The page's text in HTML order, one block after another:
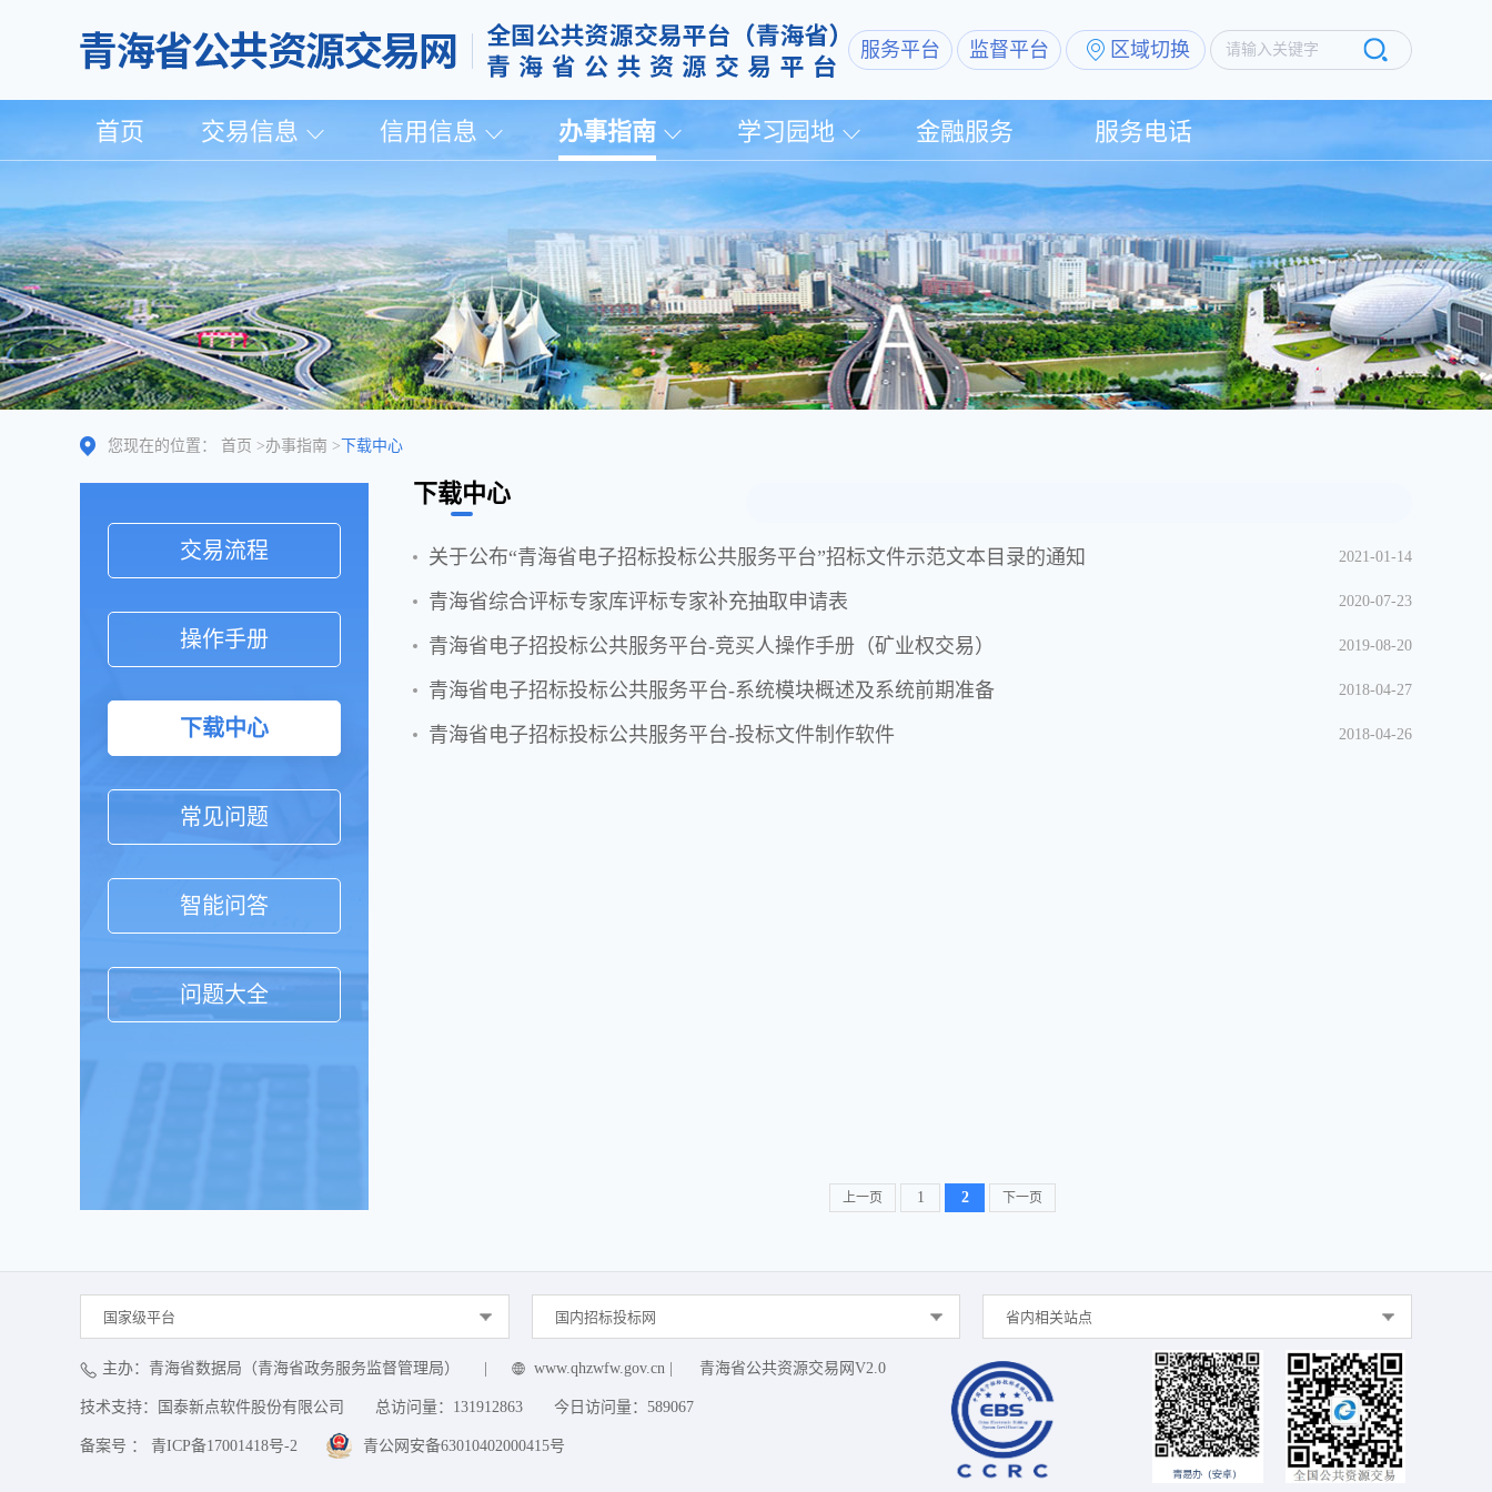
服务平台 监督平台 区域切换 请输入关键字
首页 交易信息 信用信息 办事指南 学习园地 金融服务 服务电话
您现在的位置： 首页 >办事指南 > 下载中心
交易流程
操作手册
下载中心
常见问题
智能问答
问题大全
下载中心
关于公布“青海省电子招标投标公共服务平台”招标文件示范文本目录的通知 2021-01-14
青海省综合评标专家库评标专家补充抽取申请表 2020-07-23
青海省电子招投标公共服务平台-竞买人操作手册（矿业权交易） 2019-08-20
青海省电子招标投标公共服务平台-系统模块概述及系统前期准备 2018-04-27
青海省电子招标投标公共服务平台-投标文件制作软件 2018-04-26
上一页 1 2 下一页
国家级平台 国内招标投标网 省内相关站点
主办：青海省数据局（青海省政务服务监督管理局） www.qhzwfw.gov.cn 青海省公共资源交易网V2.0
技术支持：国泰新点软件股份有限公司 总访问量： 131912863 今日访问量： 589067
备案号 ： 青ICP备17001418号-2 青公网安备63010402000415号